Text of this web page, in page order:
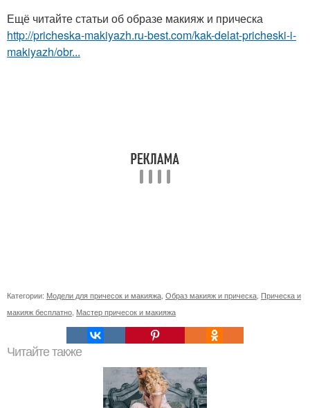
Ещё читайте статьи об образе макияж и прическа
http://pricheska-makiyazh.ru-best.com/kak-delat-pricheski-i-
makiyazh/obr...
Категории: Модели для причесок и макияжа Образ макияж и прическа Прическа и
макияж бесплатно Мастер причесок и макияжа
Читайте также